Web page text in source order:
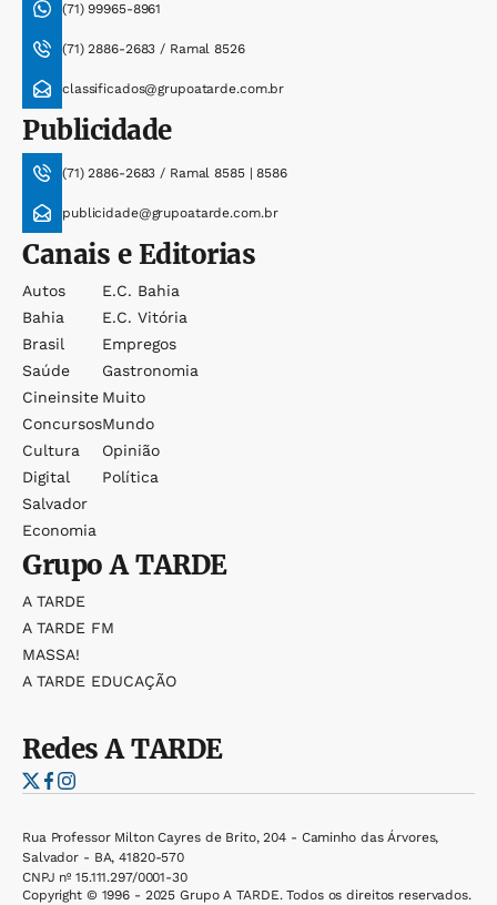
(71) 99965-8961
(71) 2886-2683 / Ramal 8526
classificados@grupoatarde.com.br
Publicidade
(71) 2886-2683 / Ramal 8585 | 8586
publicidade@grupoatarde.com.br
Canais e Editorias
Autos
Bahia
Brasil
Saúde
Cineinsite
Concursos
Cultura
Digital
Salvador
Economia
E.c. Bahia
E.c. Vitória
Empregos
Gastronomia
Muito
Mundo
Opinião
Política
GrupoA TARDE
A TARDE
A TARDE FM
MASSA!
A TARDE EDUCAÇÃO
RedesA TARDE
Rua Professor Milton Cayres de Brito, 204 - Caminho das Árvores,
Salvador - BA, 41820-570
CNPJ nº 15.111.297/0001-30
Copyright © 1996 - 2025 Grupo A TARDE. Todos os direitos reservados.